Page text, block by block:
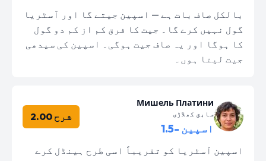
بالکل صاف بات ہے — اسپین جیتے گا اور آسٹریا
گول نہیں کرے گا۔ جیت کا فرق کم از کم دو گول
کا ہوگا اور یہ صاف جیت ہوگی۔ اسپین کی سیدھی
جیت لیتا ہوں۔
Мишель Платини
سابق کھلاڑی
اسپین -1.5
شرح 2.00
اسپین آسٹریا کو تقریباً اسی طرح ہینڈل کرے